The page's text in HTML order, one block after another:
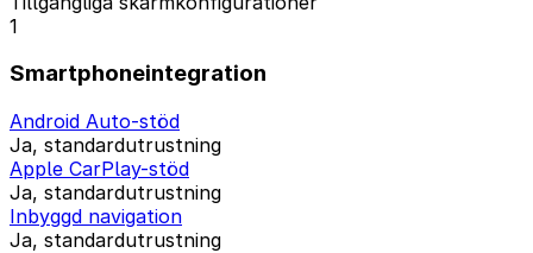
1
Smartphoneintegration
Android Auto-stöd
Ja, standardutrustning
Apple CarPlay-stöd
Ja, standardutrustning
Inbyggd navigation
Ja, standardutrustning